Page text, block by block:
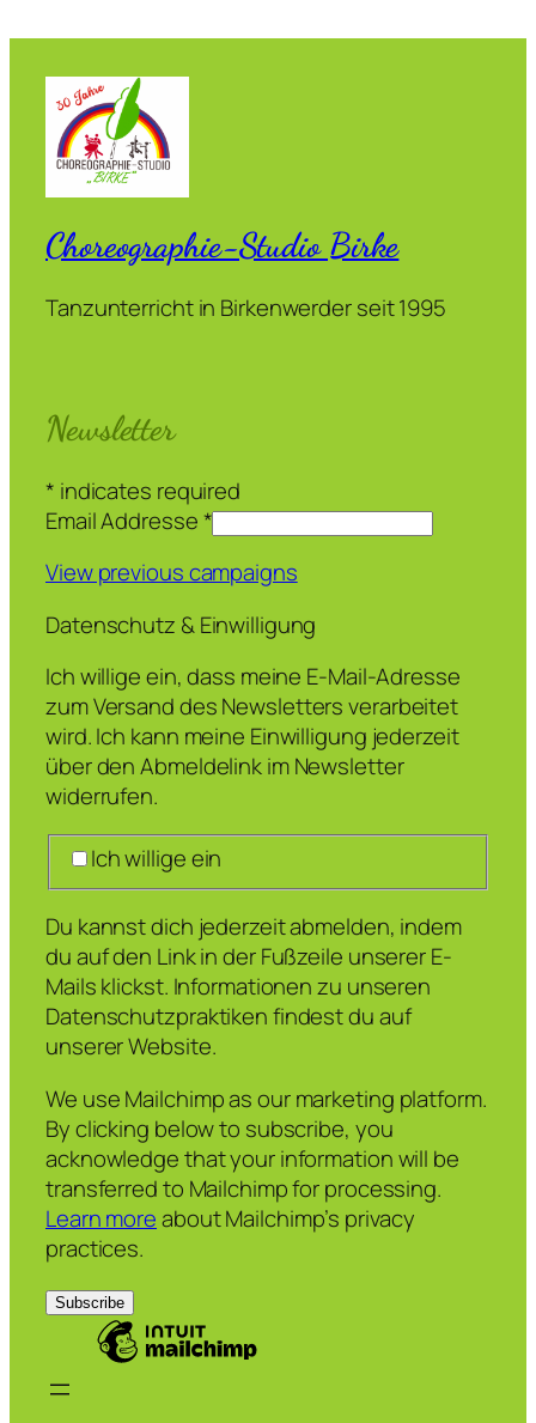
Choreographie-Studio Birke
Tanzunterricht in Birkenwerder seit 1995
Newsletter
* indicates required
Email Addresse*
View previous campaigns
Datenschutz & Einwilligung
Ich willige ein, dass meine E-Mail-Adresse
zum Versand des Newsletters verarbeitet
wird. Ich kann meine Einwilligung jederzeit
über den Abmeldelink im Newsletter
widerrufen.
Ich willige ein
Du kannst dich jederzeit abmelden, indem
du auf den Link in der Fußzeile unserer E-
Mails klickst. Informationen zu unseren
Datenschutzpraktiken findest du auf
unserer Website.
We use Mailchimp as our marketing platform.
By clicking below to subscribe, you
acknowledge that your information will be
transferred to Mailchimp for processing.
Learn moreabout Mailchimp’s privacy
practices.